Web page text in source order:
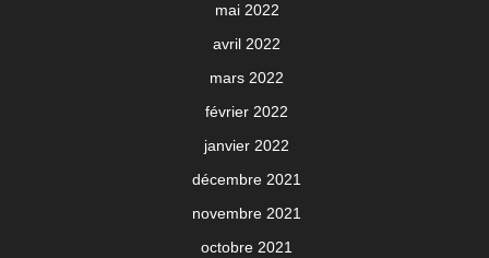
mai 2022
avril 2022
mars 2022
février 2022
janvier 2022
décembre 2021
novembre 2021
octobre 2021